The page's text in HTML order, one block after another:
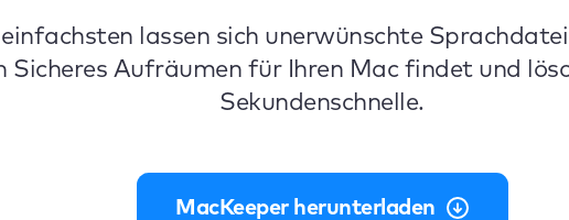
lassen sich unerwünschte
Sicheres Aufräumen für Ihren Mac findet und
Sekundenschnelle.
MacKeeper herunterladen